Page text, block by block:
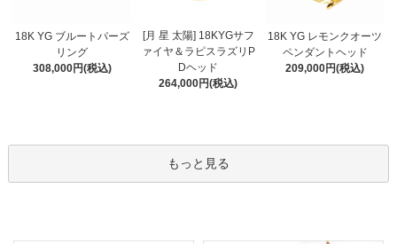
18K YG ブルートパーズ
リング
308,000円(税込)
[月 星 太陽] 18KYGサフ
ァイヤ＆ラピスラズリP
Dヘッド
264,000円(税込)
18K YG レモンクオーツ
ペンダントヘッド
209,000円(税込)
もっと見る